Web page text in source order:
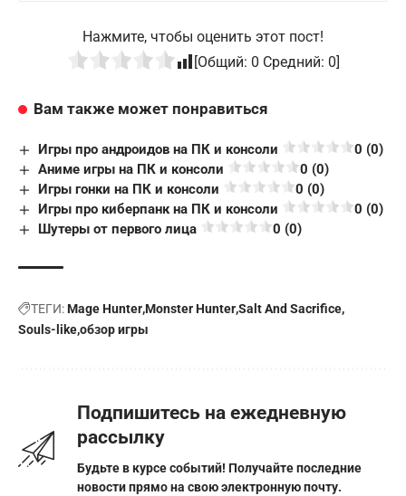
Нажмите, чтобы оценить этот пост!
[Общий: 0 Средний: 0]
Вам также может понравиться
Игры про андроидов на ПК и консоли
0 (0)
Аниме игры на ПК и консоли
0 (0)
Игры гонки на ПК и консоли
0 (0)
Игры про киберпанк на ПК и консоли
0 (0)
Шутеры от первого лица
0 (0)
ТЕГИ:Mage HunterMonster HunterSalt And Sacrifice
Souls-likeобзор игры
Подпишитесь на ежедневную
рассылку
Будьте в курсе событий! Получайте последние
новости прямо на свою электронную почту.